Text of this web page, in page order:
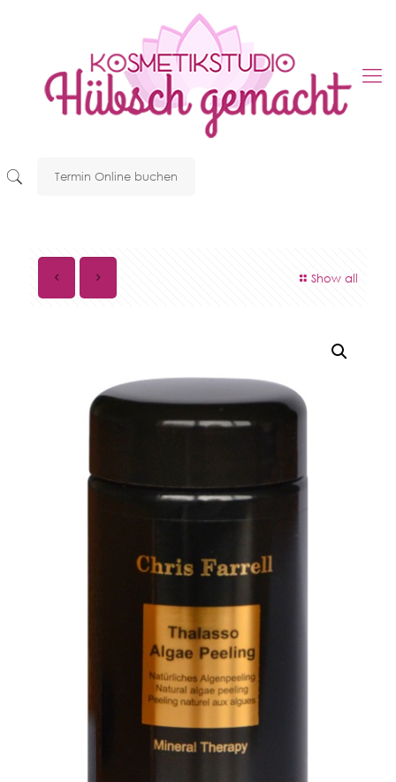
Termin Online buchen
Show all